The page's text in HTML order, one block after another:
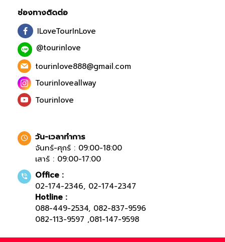
ช่องทางติดต่อ
ILoveTourInLove
@tourinlove
tourinlove888@gmail.com
Tourinloveallway
Tourinlove
วัน-เวลาทำการ
จันทร์-ศุกร์ : 09:00-18:00
เสาร์ : 09:00-17:00
Office :
02-174-2346, 02-174-2347
Hotline :
088-449-2534, 082-837-9596
082-113-9597 ,081-147-9598